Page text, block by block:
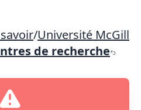
/Université McGill
de recherche